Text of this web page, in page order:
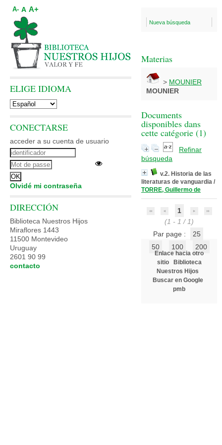
Nueva búsqueda
Materias
> MOUNIER
MOUNIER
Documents
disponibles dans
cette catégorie (1)
Refinar
búsqueda
v.2. Historia de las
literaturas de vanguardia /
TORRE, Guillermo de
1
(1 - 1 / 1)
Par page :
25
50
100 200
Enlace hacia otro
sitio
Biblioteca
Nuestros Hijos
Buscar en Google
pmb
A- A A+
ELIGE IDIOMA
CONECTARSE
acceder a su cuenta de usuario
Olvidé mi contraseña
DIRECCIÓN
Biblioteca Nuestros Hijos
Miraflores 1443
11500 Montevideo
Uruguay
2601 90 99
contacto